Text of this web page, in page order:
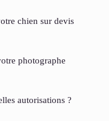
chien sur devis
photographe
autorisations ?